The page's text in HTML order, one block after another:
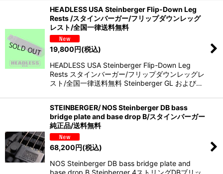
HEADLESS USA Steinberger Flip-Down Leg
Rests /スタインバーガー/フリップダウンレッグ
レスト/全国一律送料無料
19,800円(税込)
HEADLESS USA Steinberger Flip-Down Leg
Rests スタインバーガー/フリップダウンレッグレ
スト/全国一律送料無料 Steinberger GL および…
STEINBERGER/ NOS Steinberger DB bass
bridge plate and base drop B/スタインバーガー
純正品/送料無料
68,200円(税込)
NOS Steinberger DB bass bridge plate and
base drop B Steinberger 4ストリングDBブリッ